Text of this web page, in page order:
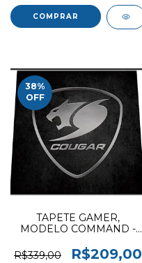
38%
OFF
TAPETE GAMER,
MODELO COMMAND -
R$339,00
R$209,00